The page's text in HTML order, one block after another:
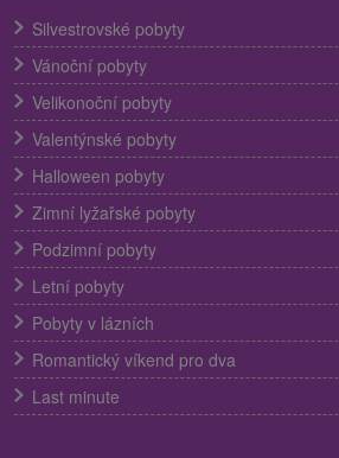
Silvestrovské pobyty
Vánoční pobyty
Velikonoční pobyty
Valentýnské pobyty
Halloween pobyty
Zimní lyžařské pobyty
Podzimní pobyty
Letní pobyty
Pobyty v lázních
Romantický víkend pro dva
Last minute